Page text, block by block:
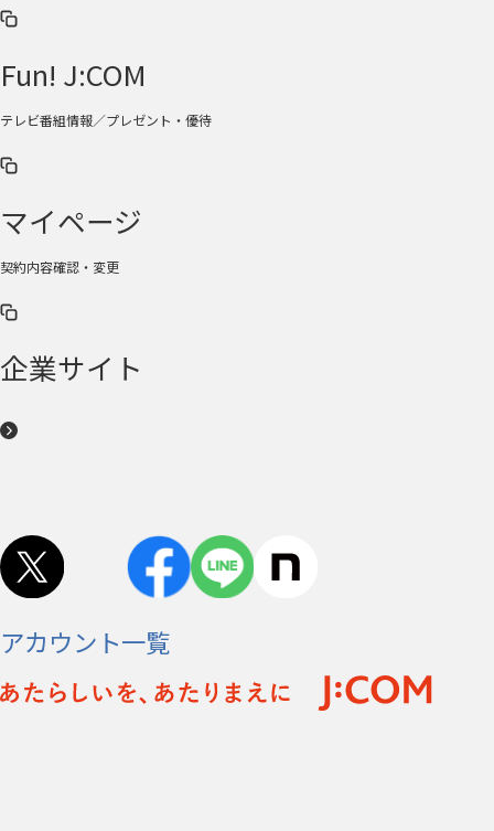
Fun! J:COM
テレビ番組情報／プレゼント・優待
マイページ
契約内容確認・変更
企業サイト
アカウント一覧